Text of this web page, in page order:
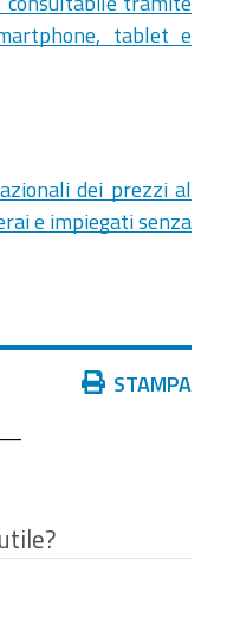
tablet e
dei prezzi al
e impiegati senza
STAMPA
—